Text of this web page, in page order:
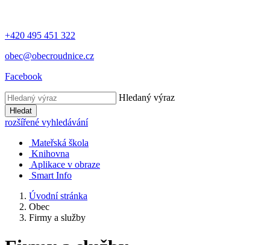
+420 495 451 322
obec@obecroudnice.cz
Facebook
Hledaný výraz
Hledat
rozšířené vyhledávání
Mateřská škola
Knihovna
Aplikace v obraze
Smart Info
Úvodní stránka
Obec
Firmy a služby